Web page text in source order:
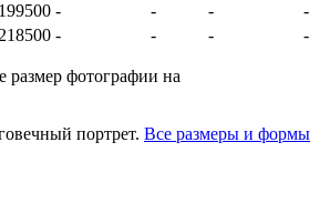
199500 - - -
-
218500 - - - -
размер фотографии на
портрет. Все размеры и формы